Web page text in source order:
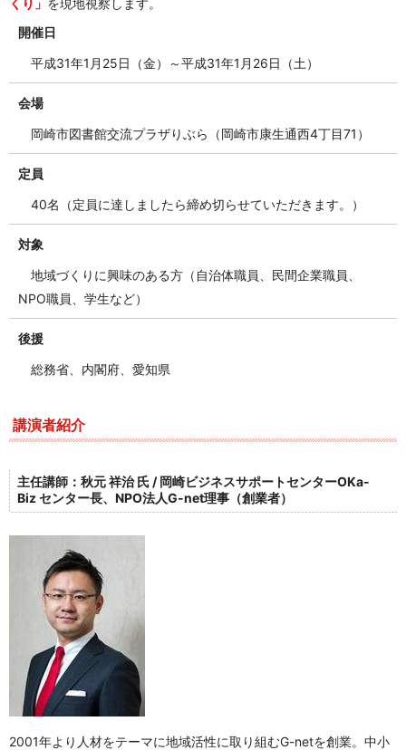
くり」 を現地視察します。
開催日
平成31年1月25日（金）～平成31年1月26日（土）
会場
岡崎市図書館交流プラザりぶら（岡崎市康生通西4丁目71）
定員
40名（定員に達しましたら締め切らせていただきます。）
対象
地域づくりに興味のある方（自治体職員、民間企業職員、
NPO職員、学生など）
後援
総務省、内閣府、愛知県
講演者紹介
主任講師：秋元 祥治 氏 / 岡崎ビジネスサポートセンターOKa-
Biz センター長、NPO法人G-net理事（創業者）
2001年より人材をテーマに地域活性に取り組むG-netを創業。中小